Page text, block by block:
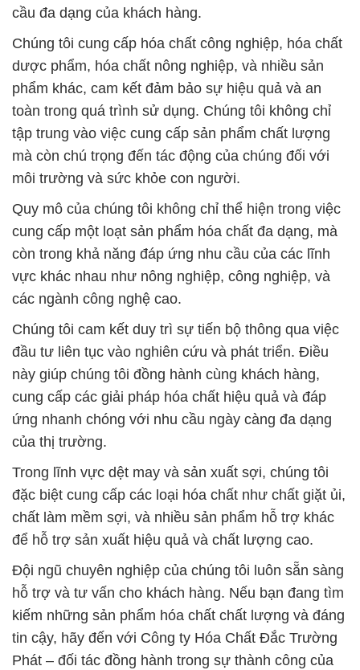
cầu đa dạng của khách hàng.
Chúng tôi cung cấp hóa chất công nghiệp, hóa chất
dược phẩm, hóa chất nông nghiệp, và nhiều sản
phẩm khác, cam kết đảm bảo sự hiệu quả và an
toàn trong quá trình sử dụng. Chúng tôi không chỉ
tập trung vào việc cung cấp sản phẩm chất lượng
mà còn chú trọng đến tác động của chúng đối với
môi trường và sức khỏe con người.
Quy mô của chúng tôi không chỉ thể hiện trong việc
cung cấp một loạt sản phẩm hóa chất đa dạng, mà
còn trong khả năng đáp ứng nhu cầu của các lĩnh
vực khác nhau như nông nghiệp, công nghiệp, và
các ngành công nghệ cao.
Chúng tôi cam kết duy trì sự tiến bộ thông qua việc
đầu tư liên tục vào nghiên cứu và phát triển. Điều
này giúp chúng tôi đồng hành cùng khách hàng,
cung cấp các giải pháp hóa chất hiệu quả và đáp
ứng nhanh chóng với nhu cầu ngày càng đa dạng
của thị trường.
Trong lĩnh vực dệt may và sản xuất sợi, chúng tôi
đặc biệt cung cấp các loại hóa chất như chất giặt ủi,
chất làm mềm sợi, và nhiều sản phẩm hỗ trợ khác
để hỗ trợ sản xuất hiệu quả và chất lượng cao.
Đội ngũ chuyên nghiệp của chúng tôi luôn sẵn sàng
hỗ trợ và tư vấn cho khách hàng. Nếu bạn đang tìm
kiếm những sản phẩm hóa chất chất lượng và đáng
tin cậy, hãy đến với Công ty Hóa Chất Đắc Trường
Phát – đối tác đồng hành trong sự thành công của